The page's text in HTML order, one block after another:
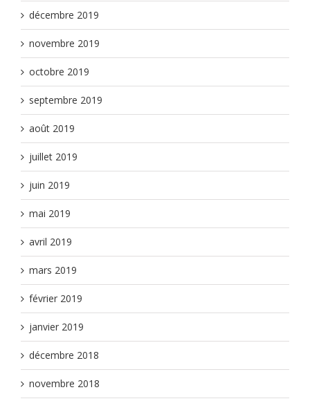
décembre 2019
novembre 2019
octobre 2019
septembre 2019
août 2019
juillet 2019
juin 2019
mai 2019
avril 2019
mars 2019
février 2019
janvier 2019
décembre 2018
novembre 2018